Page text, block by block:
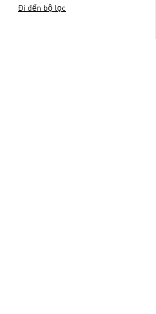
Đi đến bộ lọc